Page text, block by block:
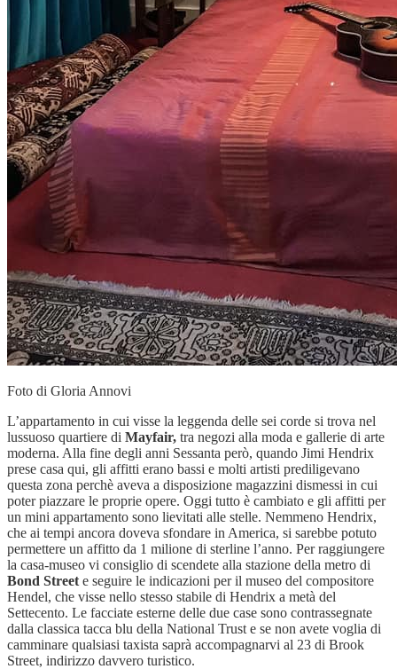
Foto di Gloria Annovi
L’appartamento in cui visse la leggenda delle sei corde si trova nel
lussuoso quartiere di Mayfair, tra negozi alla moda e gallerie di arte
moderna. Alla fine degli anni Sessanta però, quando Jimi Hendrix
prese casa qui, gli affitti erano bassi e molti artisti prediligevano
questa zona perchè aveva a disposizione magazzini dismessi in cui
poter piazzare le proprie opere. Oggi tutto è cambiato e gli affitti per
un mini appartamento sono lievitati alle stelle. Nemmeno Hendrix,
che ai tempi ancora doveva sfondare in America, si sarebbe potuto
permettere un affitto da 1 milione di sterline l’anno. Per raggiungere
la casa-museo vi consiglio di scendete alla stazione della metro di
Bond Street e seguire le indicazioni per il museo del compositore
Hendel, che visse nello stesso stabile di Hendrix a metà del
Settecento. Le facciate esterne delle due case sono contrassegnate
dalla classica tacca blu della National Trust e se non avete voglia di
camminare qualsiasi taxista saprà accompagnarvi al 23 di Brook
Street, indirizzo davvero turistico.